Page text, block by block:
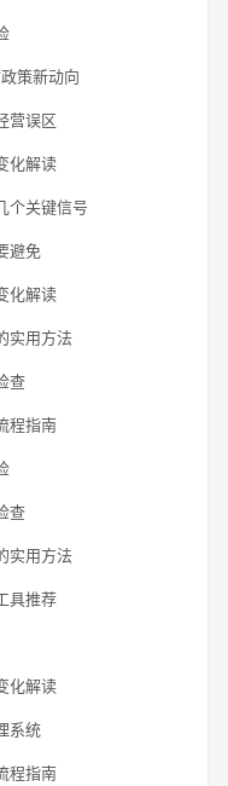
策新动向
营误区
化解读
个关键信号
避免
化解读
实用方法
查
程指南
查
实用方法
具推荐
化解读
系统
程指南